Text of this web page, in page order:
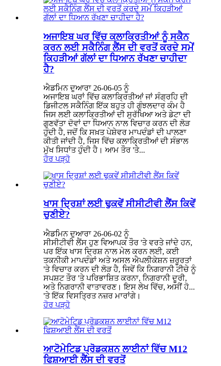
ਅਜਾਇਬ ਘਰ ਵਿੱਚ ਕਲਾਕ੍ਰਿਤੀਆਂ ਨੂੰ ਸਕੈਨ
ਕਰਨ ਲਈ ਸਕੈਨਿੰਗ ਲੈਂਸ ਦੀ ਵਰਤੋਂ ਕਰਦੇ ਸਮੇਂ
ਕਿਹੜੀਆਂ ਗੱਲਾਂ ਦਾ ਧਿਆਨ ਰੱਖਣਾ ਚਾਹੀਦਾ
ਹੈ?
ਐਡਮਿਨ ਦੁਆਰਾ 26-06-05 ਨੂੰ
ਅਜਾਇਬ ਘਰਾਂ ਵਿੱਚ ਕਲਾਕ੍ਰਿਤੀਆਂ ਜਾਂ ਸੰਗ੍ਰਹਿ ਦੀ
ਡਿਜੀਟਲ ਸਕੈਨਿੰਗ ਇੱਕ ਬਹੁਤ ਹੀ ਗੁੰਝਲਦਾਰ ਕੰਮ ਹੈ
ਜਿਸ ਲਈ ਕਲਾਕ੍ਰਿਤੀਆਂ ਦੀ ਸੁਰੱਖਿਆ ਅਤੇ ਡੇਟਾ ਦੀ
ਗੁਣਵੱਤਾ ਦੋਵਾਂ ਦਾ ਧਿਆਨ ਨਾਲ ਵਿਚਾਰ ਕਰਨ ਦੀ ਲੋੜ
ਹੁੰਦੀ ਹੈ, ਜਦੋਂ ਕਿ ਸਖ਼ਤ ਪੇਸ਼ੇਵਰ ਮਾਪਦੰਡਾਂ ਦੀ ਪਾਲਣਾ
ਕੀਤੀ ਜਾਂਦੀ ਹੈ, ਜਿਸ ਵਿੱਚ ਕਲਾਕ੍ਰਿਤੀਆਂ ਦੀ ਸੰਭਾਲ
ਮੁੱਖ ਸਿਧਾਂਤ ਹੁੰਦੀ ਹੈ। ਆਮ ਤੌਰ 'ਤੇ...
ਹੋਰ ਪੜ੍ਹੋ
ਖਾਸ ਦ੍ਰਿਸ਼ਾਂ ਲਈ ਢੁਕਵੇਂ ਸੀਸੀਟੀਵੀ ਲੈਂਸ ਕਿਵੇਂ
ਚੁਣੀਏ?
ਐਡਮਿਨ ਦੁਆਰਾ 26-06-02 ਨੂੰ
ਸੀਸੀਟੀਵੀ ਲੈਂਸ ਹੁਣ ਵਿਆਪਕ ਤੌਰ 'ਤੇ ਵਰਤੇ ਜਾਂਦੇ ਹਨ,
ਪਰ ਇੱਕ ਖਾਸ ਦ੍ਰਿਸ਼ ਨਾਲ ਮੇਲ ਕਰਨ ਲਈ, ਕਈ
ਤਕਨੀਕੀ ਮਾਪਦੰਡਾਂ ਅਤੇ ਅਸਲ ਐਪਲੀਕੇਸ਼ਨ ਜ਼ਰੂਰਤਾਂ
'ਤੇ ਵਿਚਾਰ ਕਰਨ ਦੀ ਲੋੜ ਹੈ, ਜਿਵੇਂ ਕਿ ਨਿਗਰਾਨੀ ਟੀਚੇ ਨੂੰ
ਸਪਸ਼ਟ ਤੌਰ 'ਤੇ ਪਰਿਭਾਸ਼ਿਤ ਕਰਨਾ, ਨਿਗਰਾਨੀ ਦੂਰੀ,
ਅਤੇ ਨਿਗਰਾਨੀ ਵਾਤਾਵਰਣ। ਇਸ ਲੇਖ ਵਿੱਚ, ਅਸੀਂ ਹੋ...
'ਤੇ ਇੱਕ ਵਿਸਤ੍ਰਿਤ ਨਜ਼ਰ ਮਾਰਾਂਗੇ।
ਹੋਰ ਪੜ੍ਹੋ
ਆਟੋਮੇਟਿਡ ਪ੍ਰੋਡਕਸ਼ਨ ਲਾਈਨਾਂ ਵਿੱਚ M12
ਫਿਸ਼ਆਈ ਲੈਂਸ ਦੀ ਵਰਤੋਂ